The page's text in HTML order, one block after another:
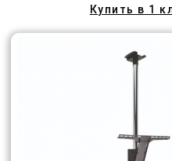
Купить в 1